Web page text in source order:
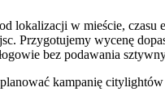
lokalizacji w mieście, czasu
Przygotujemy wycenę
bez podawania
kampanię